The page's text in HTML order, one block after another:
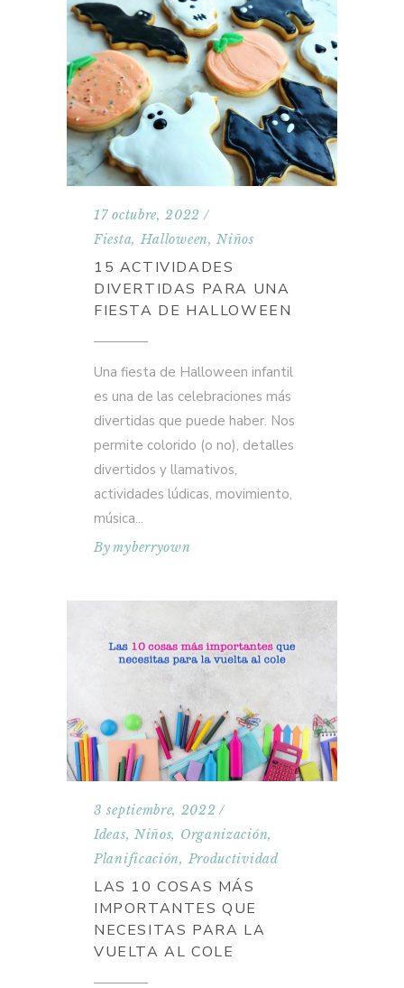
17 octubre, 2022
Fiesta,Halloween,Niños
15 ACTIVIDADES
DIVERTIDAS PARA UNA
FIESTA DE HALLOWEEN
Una fiesta de Halloween infantil
es una de las celebraciones más
divertidas que puede haber. Nos
permite colorido (o no), detalles
divertidos y llamativos,
actividades lúdicas, movimiento,
música
Bymyberryown
3 septiembre, 2022
Ideas, Niños, Organización,
Planificación, Productividad
LAS 10 COSAS MÁS
IMPORTANTES QUE
NECESITAS PARA LA
VUELTA AL COLE